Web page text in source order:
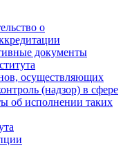
о
документы
осуществляющих
(надзор) в сфере
об исполнении таких